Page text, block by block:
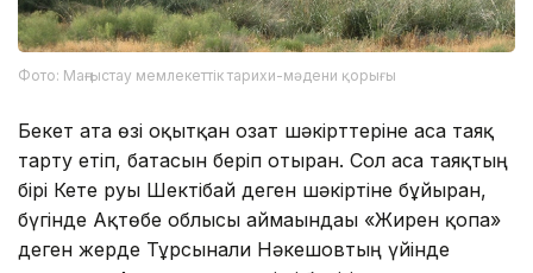
Фото: Маңғыстау мемлекеттік тарихи-мәдени қорығы
Бекет ата өзі оқытқан озат шәкірттеріне аса таяқ
тарту етіп, батасын беріп отырған. Сол аса таяқтың
бірі Кете руы Шектібай деген шәкіртіне бұйырған,
бүгінде Ақтөбе облысы аймағындағы «Жирен қопа»
деген жерде Тұрсынғали Нәкешовтың үйінде